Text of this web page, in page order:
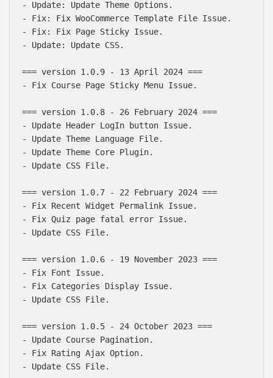
- Update: Update Theme Options.
- Fix: Fix WooCommerce Template File Issue.
- Fix: Fix Page Sticky Issue.
- Update: Update CSS.
=== version 1.0.9 - 13 April 2024 ===
- Fix Course Page Sticky Menu Issue.
=== version 1.0.8 - 26 February 2024 ===
- Update Header LogIn button Issue.
- Update Theme Language File.
- Update Theme Core Plugin.
- Update CSS File.
=== version 1.0.7 - 22 February 2024 ===
- Fix Recent Widget Permalink Issue.
- Fix Quiz page fatal error Issue.
- Update CSS File.
=== version 1.0.6 - 19 November 2023 ===
- Fix Font Issue.
- Fix Categories Display Issue.
- Update CSS File.
=== version 1.0.5 - 24 October 2023 ===
- Update Course Pagination.
- Fix Rating Ajax Option.
- Update CSS File.